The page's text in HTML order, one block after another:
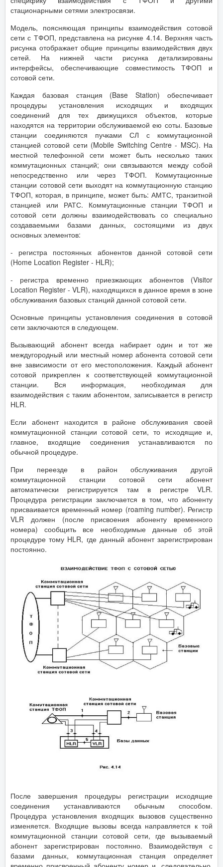
стационарными сетями электросвязи.
Модель, поясняющая принципы взаимодействия сотовой
сети с ТФОП, представлена на рисунке 4.14. Верхняя часть
рисунка отображает общие принципы взаимодействия двух
сетей. На нижней части рисунка детализированы
интерфейсы, обеспечивающие совместимость ТФОП и
сотовой сети.
Каждая базовая станция (Base Station) обеспечивает
процедуры установления исходящих и входящих
соединений для тех движущихся объектов, которые
находятся на территории обслуживаемой ею соты. Базовые
станции соединяются пучками СЛ с коммутационной
станцией сотовой сети (Mobile Switching Centre - MSC). На
местной телефонной сети может быть несколько таких
коммутационных станций; они связываются между собой
непосредственно или через ТФОП. Коммутационные
станции сотовой сети выходят на коммутационную станцию
ТФОП, которая, в принципе, может быть: АМТС, транзитной
станцией или РАТС. Коммутационные станции ТФОП и
сотовой сети должны взаимодействовать со специально
создаваемыми базами данных, состоящими из двух
основных элементов:
- регистра постоянных абонентов данной сотовой сети
(Home Location Register - HLR);
- регистра временно приезжающих абонентов (Visitor
Location Register - VLR), находящихся в данное время в зоне
обслуживания базовых станций данной сотовой сети.
Основные принципы установления соединения в сотовой
сети заключаются в следующем.
Вызывающий абонент всегда набирает один и тот же
междугородный или местный номер абонента сотовой сети
вне зависимости от его местоположения. Каждый абонент
сотовой прикреплен к соответствующей коммутационной
станции. Вся информация, необходимая для
взаимодействия с таким абонентом, записывается в регистр
HLR.
Если абонент находится в районе обслуживания своей
коммутационной станции сотовой сети, то исходящие и,
главное, входящие соединения устанавливаются по
обычной процедуре.
При переезде в район обслуживания другой
коммутационной станции сотовой сети абонент
автоматически регистрируется там в регистре VLR.
Процедура регистрации заключается в том, что абоненту
присваивается временный номер (roaming number). Регистр
VLR должен (после присвоения абоненту временного
номера) сообщить все необходимые данные об этой
процедуре тому HLR, где данный абонент зарегистрирован
постоянно.
После завершения процедуры регистрации исходящие
соединения устанавливаются обычным способом.
Процедура установления входящих вызовов существенно
изменяется. Входящие вызовы всегда направляется к той
коммутационной станции сотовой сети, где вызываемый
абонент зарегистрирован постоянно. Взаимодействуя с
базами данных, коммутационная станция определяет